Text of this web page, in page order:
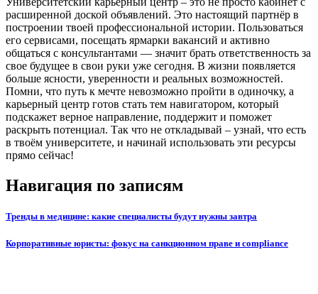
расширенной доской объявлений. Это настоящий партнёр в
построении твоей профессиональной истории. Пользоваться
его сервисами, посещать ярмарки вакансий и активно
общаться с консультантами — значит брать ответственность за
свое будущее в свои руки уже сегодня. В жизни появляется
больше ясности, уверенности и реальных возможностей.
Помни, что путь к мечте невозможно пройти в одиночку, а
карьерный центр готов стать тем навигатором, который
подскажет верное направление, поддержит и поможет
раскрыть потенциал. Так что не откладывай – узнай, что есть
в твоём университете, и начинай использовать эти ресурсы
прямо сейчас!
Навигация по записям
Тренды в медицине: какие специалисты будут нужны завтра
Корпоративные юристы: фокус на санкционном праве и compliance